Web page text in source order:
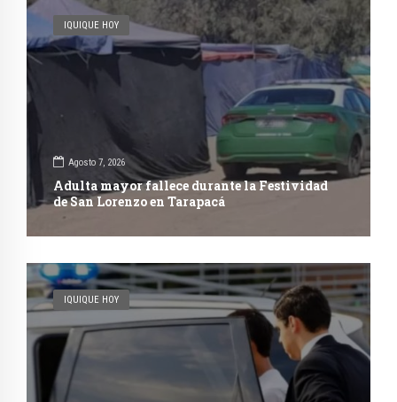
IQUIQUE HOY
Agosto 7, 2026
Adulta mayor fallece durante la Festividad
de San Lorenzo en Tarapacá
IQUIQUE HOY